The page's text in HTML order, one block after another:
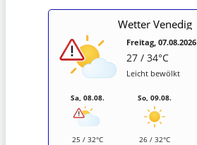
Wetter Venedig
Freitag, 07.08.2026
27 / 34°C
Leicht bewölkt
Sa, 08.08.
25 / 32°C
So, 09.08.
26 / 32°C